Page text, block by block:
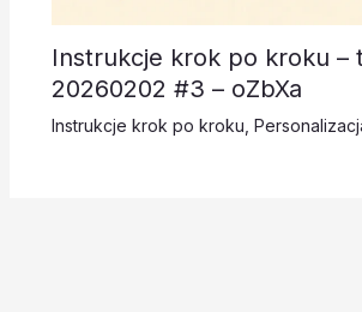
Instrukcje krok po kroku –
20260202 #3 – oZbXa
Instrukcje krok po kroku